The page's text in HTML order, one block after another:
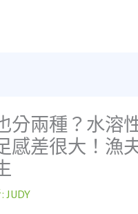
分兩種？水溶
感差很大！漁
:JUDY